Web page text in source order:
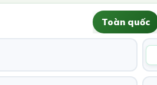
Toàn quốc